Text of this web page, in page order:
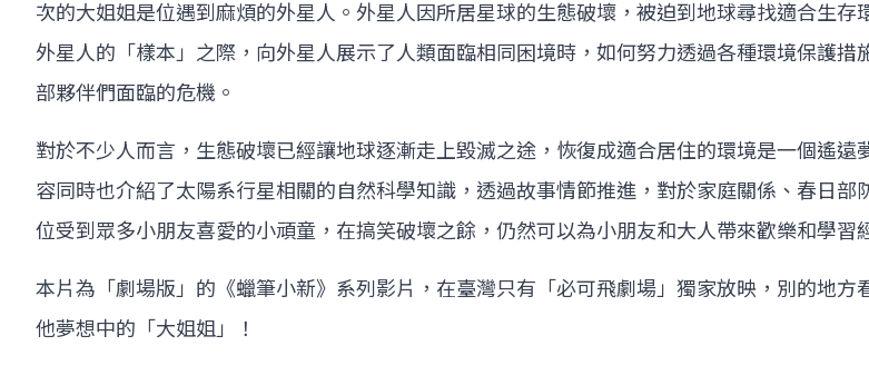
次的大姐姐是位遇到麻煩的外星人。外星人因所居星球的生態破壞，被迫到地球尋找適合生
外星人的「樣本」之際，向外星人展示了人類面臨相同困境時，如何努力透過各種環境保護
部夥伴們面臨的危機。
對於不少人而言，生態破壞已經讓地球逐漸走上毀滅之途，恢復成適合居住的環境是一個遙
容同時也介紹了太陽系行星相關的自然科學知識，透過故事情節推進，對於家庭關係、春日
位受到眾多小朋友喜愛的小頑童，在搞笑破壞之餘，仍然可以為小朋友和大人帶來歡樂和學習
本片為「劇場版」的《蠟筆小新》系列影片，在臺灣只有「必可飛劇場」獨家放映，別的地
他夢想中的「大姐姐」！